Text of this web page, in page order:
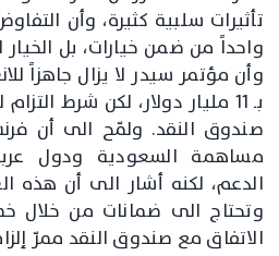
تأثيرات سلبية كثيرة، وأن
واحداً من ضمن خيارات، بل الخيار
وأن مؤتمر سيدر لا يزال جاهزاً
بـ 11 مليار دولار، لكن شرط
صندوق النقد. ولمّح الى أن
مساهمة السعودية ودول
الدعم، لكنه أشار الى أن هذه
وتحتاج الى ضمانات من خلال
الاتفاق مع صندوق النقد ممرّ